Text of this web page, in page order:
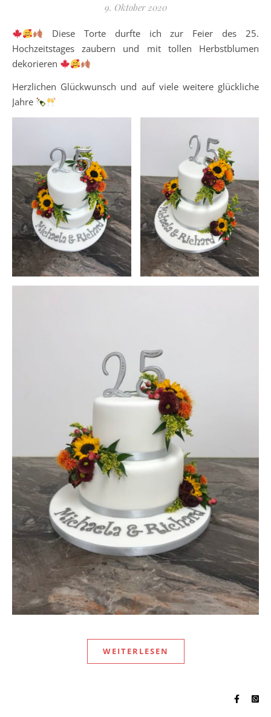
9. Oktober 2020
Diese Torte durfte ich zur Feier des 25.
Hochzeitstages zaubern und mit tollen Herbstblumen
dekorieren
Herzlichen Glückwunsch und auf viele weitere glückliche
Jahre
WEITERLESEN